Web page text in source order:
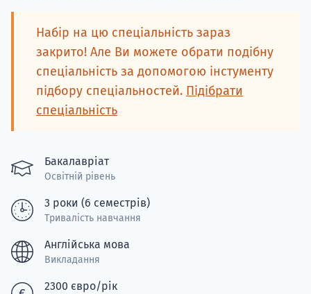
Набір на цю спеціальність зараз
закрито! Але Ви можете обрати подібну
спеціальність за допомогою інстументу
підбору спеціальностей. Підібрати
спеціальність
Бакалавріат
Освітній рівень
3 роки (6 семестрів)
Тривалість навчання
Англійська мова
Викладання
2300 євро/рік